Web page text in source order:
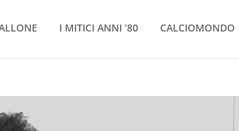
I MITICI ANNI ’80 CALCIOMONDO